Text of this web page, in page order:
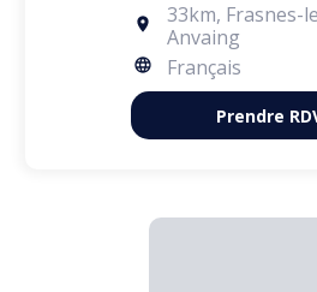
33km, Frasnes-
Anvaing
Français
Prendre